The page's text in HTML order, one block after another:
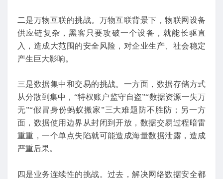
二是万物互联的挑战。万物互联背景下，物联网设备
供应链复杂，黑客只要攻破一个设备，就能长驱直
入，造成大范围的安全风险，对企业生产、社会稳定
产生巨大影响。
三是数据集中和交易的挑战。一方面，数据存储方式
从分散到集中，“特权账户监守自盗”“数据资源一失万
无”“假冒身份蚂蚁搬家”三大难题防不胜防；另一方
面，数据使用边界从封闭到开放，数据交易过程暗雷
重重，一个单点失陷就可能造成海量数据泄露，造成
严重后果。
四是业务连续性的挑战。过去，解决网络数据安全都